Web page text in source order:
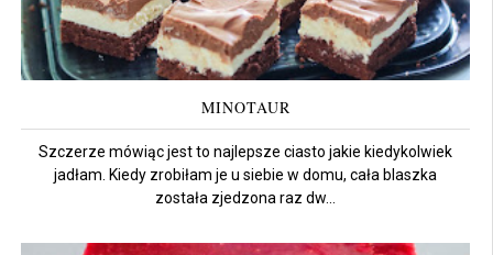
MINOTAUR
Szczerze mówiąc jest to najlepsze ciasto jakie kiedykolwiek
jadłam. Kiedy zrobiłam je u siebie w domu, cała blaszka
została zjedzona raz dw...